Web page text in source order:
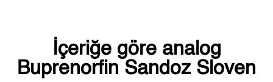
İçeriğe göre analog
Buprenorfin Sandoz Sloven